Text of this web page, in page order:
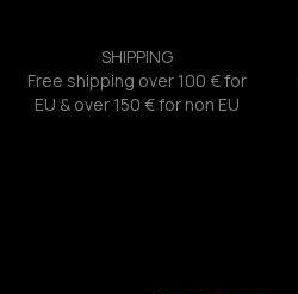
SHIPPING
Free shipping over 100 € for
EU & over 150 € for non EU